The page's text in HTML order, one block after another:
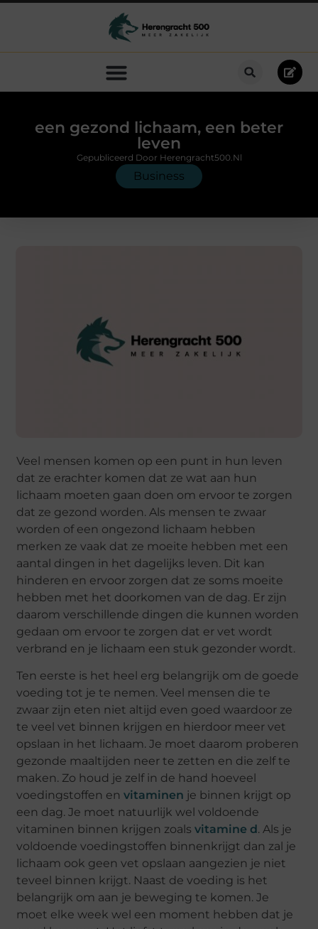
een gezond lichaam, een beter
leven
Business
Gepubliceerd Door Herengracht500.nl
Veel mensen komen op een punt in hun leven
dat ze erachter komen dat ze wat aan hun
lichaam moeten gaan doen om ervoor te zorgen
dat ze gezond worden. Als mensen te zwaar
worden of een ongezond lichaam hebben
merken ze vaak dat ze moeite hebben met een
aantal dingen in het dagelijks leven. Dit kan
hinderen en ervoor zorgen dat ze soms moeite
hebben met het doorkomen van de dag. Er zijn
daarom verschillende dingen die kunnen worden
gedaan om ervoor te zorgen dat er vet wordt
verbrand en je lichaam een stuk gezonder wordt.
Ten eerste is het heel erg belangrijk om de goede
voeding tot je te nemen. Veel mensen die te
zwaar zijn eten niet altijd even goed waardoor ze
te veel vet binnen krijgen en hierdoor meer vet
opslaan in het lichaam. Je moet daarom proberen
gezonde maaltijden neer te zetten en die zelf te
maken. Zo houd je zelf in de hand hoeveel
voedingstoffen envitaminen je binnen krijgt op
een dag. Je moet natuurlijk wel voldoende
vitaminen binnen krijgen zoalsvitamine d . Als je
voldoende voedingstoffen binnenkrijgt dan zal je
lichaam ook geen vet opslaan aangezien je niet
teveel binnen krijgt. Naast de voeding is het
belangrijk om aan je beweging te komen. Je
moet elke week wel een moment hebben dat je